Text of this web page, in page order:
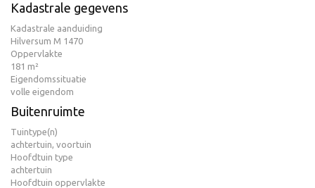
Kadastrale gegevens
Kadastrale aanduiding
Hilversum M 1470
Oppervlakte
181 m²
Eigendomssituatie
volle eigendom
Buitenruimte
Tuintype(n)
achtertuin, voortuin
Hoofdtuin type
achtertuin
Hoofdtuin oppervlakte